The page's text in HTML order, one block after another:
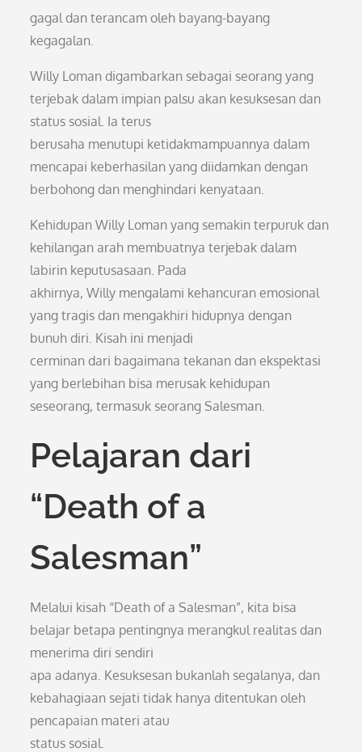
gagal dan terancam oleh bayang-bayang
kegagalan.
Willy Loman digambarkan sebagai seorang yang
terjebak dalam impian palsu akan kesuksesan dan
status sosial. Ia terus
berusaha menutupi ketidakmampuannya dalam
mencapai keberhasilan yang diidamkan dengan
berbohong dan menghindari kenyataan.
Kehidupan Willy Loman yang semakin terpuruk dan
kehilangan arah membuatnya terjebak dalam
labirin keputusasaan. Pada
akhirnya, Willy mengalami kehancuran emosional
yang tragis dan mengakhiri hidupnya dengan
bunuh diri. Kisah ini menjadi
cerminan dari bagaimana tekanan dan ekspektasi
yang berlebihan bisa merusak kehidupan
seseorang, termasuk seorang Salesman.
Pelajaran dari
“Death of a
Salesman”
Melalui kisah “Death of a Salesman”, kita bisa
belajar betapa pentingnya merangkul realitas dan
menerima diri sendiri
apa adanya. Kesuksesan bukanlah segalanya, dan
kebahagiaan sejati tidak hanya ditentukan oleh
pencapaian materi atau
status sosial.